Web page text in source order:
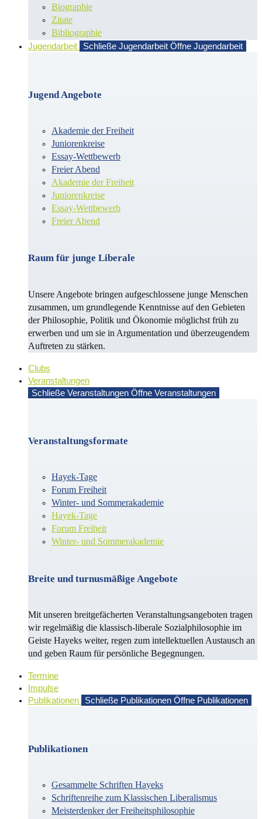
Biographie
Zitate
Bibliographie
Jugendarbeit
Schließe Jugendarbeit Öffne Jugendarbeit
Jugend Angebote
Akademie der Freiheit
Juniorenkreise
Essay-Wettbewerb
Freier Abend
Akademie der Freiheit
Juniorenkreise
Essay-Wettbewerb
Freier Abend
Raum für junge Liberale
Unsere Angebote bringen aufgeschlossene junge Menschen
zusammen, um grundlegende Kenntnisse auf den Gebieten
der Philosophie, Politik und Öko­no­mie möglichst früh zu
erwerben und um sie in Argu­men­ta­tion und überzeugendem
Auf­treten zu stärken.
Clubs
Veranstaltungen
Schließe Veranstaltungen Öffne Veranstaltungen
Veranstaltungsformate
Hayek-Tage
Forum Freiheit
Winter- und Sommerakademie
Hayek-Tage
Forum Freiheit
Winter- und Sommerakademie
Breite und turnusmäßige Angebote
Mit unseren breitgefächerten Veranstaltungsangeboten tragen
wir regelmäßig die klassisch-liberale Sozialphilosophie im
Geiste Hayeks weiter, regen zum intellektuellen Austausch an
und geben Raum für persönliche Begegnungen.
Termine
Impulse
Publikationen
Schließe Publikationen Öffne Publikationen
Publikationen
Gesammelte Schriften Hayeks
Schriftenreihe zum Klassischen Liberalismus
Meisterdenker der Freiheitsphilosophie